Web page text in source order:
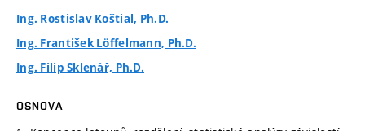
Ing. Rostislav Koštial, Ph.D.
Ing. František Löffelmann, Ph.D.
Ing. Filip Sklenář, Ph.D.
OSNOVA